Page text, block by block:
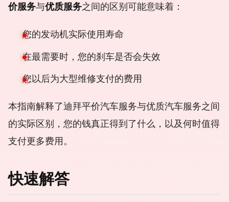
价服务与优质服务之间的区别可能意味着：
您的发动机实际使用寿命
在最需要时，您的刹车是否会失效
您以后为大型维修支付的费用
本指南解释了迪拜平价汽车服务与优质汽车服务之间
的实际区别，您的钱真正得到了什么，以及何时值得
支付更多费用。
快速解答